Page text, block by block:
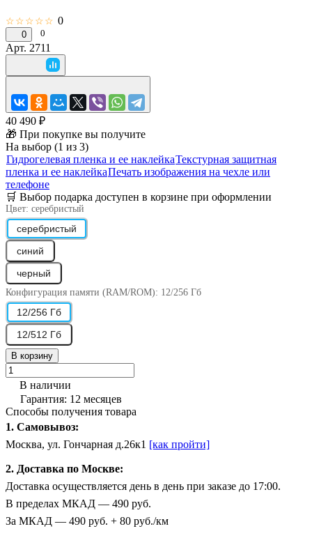
☆☆☆☆☆ 0
0 0
Арт. 2711
40 490 ₽
🎁 При покупке вы получите
На выбор (1 из 3)
Гидрогелевая пленка и ее наклейкаТекстурная защитная
пленка и ее наклейкаПечать изображения на чехле или
телефоне
🛒 Выбор подарка доступен в корзине при оформлении
Цвет: серебристый
серебристый
синий
черный
Конфигурация памяти (RAM/ROM): 12/256 Гб
12/256 Гб
12/512 Гб
В корзину
В наличии
Гарантия: 12 месяцев
Способы получения товара
1. Самовывоз:
Москва, ул. Гончарная д.26к1 [как пройти]
2. Доставка по Москве:
Доставка осуществляется день в день при заказе до 17:00.
В пределах МКАД — 490 руб.
За МКАД — 490 руб. + 80 руб./км